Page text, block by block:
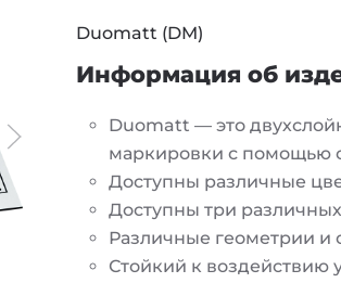
Duomatt (DM)
Информация об
Duomatt — это
маркировки с помощью
Доступны различные
Доступны три
Различные геометрии и
Стойкий к воздействию